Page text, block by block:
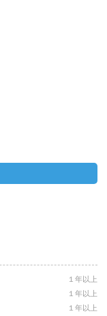
１年以上
１年以上
１年以上